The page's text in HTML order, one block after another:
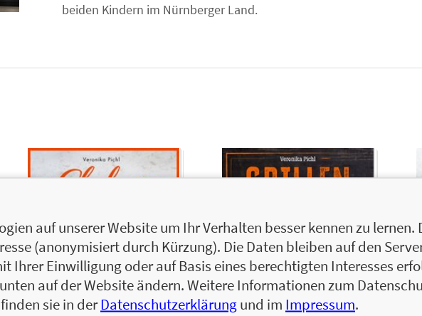
beiden Kindern im Nürnberger Land.
auf unserer Website um Ihr Verhalten besser kennen zu
(anonymisiert durch Kürzung). Die Daten bleiben auf den
Ihrer Einwilligung oder auf Basis eines berechtigten Interesses
auf der Website ändern. Weitere Informationen zum
sie in derDatenschutzerklärungund im Impressum.